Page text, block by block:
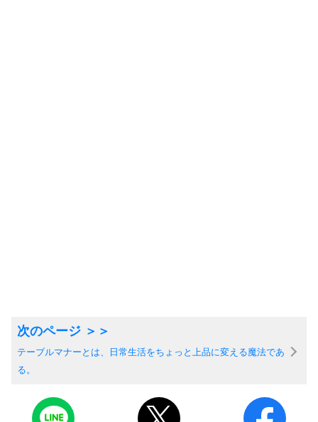
テーブルマナーとは、日常生活をちょっと上品に変える魔法であ
る。